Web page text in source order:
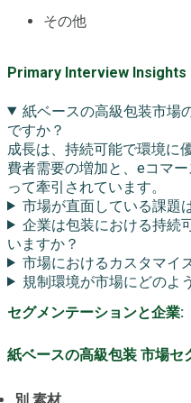
その他
Primary Interview Insights
紙ベースの高級包装市場
ですか？
成長は、持続可能で環境に
費者需要の増加と、eコマ
って牽引されています。
市場が直面している課題
企業は包装における持続
いますか？
市場におけるカスタマイ
規制環境が市場にどのよ
セグメンテーションと企業:
紙ベースの高級包装 市場セ